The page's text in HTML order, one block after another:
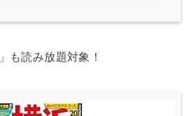
も読み放題対象！